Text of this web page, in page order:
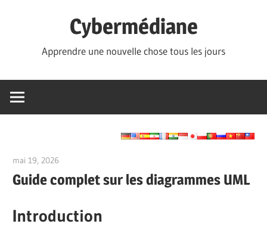
Cybermédiane
Apprendre une nouvelle chose tous les jours
mai 19, 2026
Guide complet sur les diagrammes UML
Introduction